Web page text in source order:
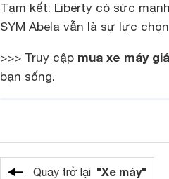
Tạm kết: Liberty có sức
SYM Abela vẫn là sự lực
>>> Truy cập mua xe máy
bạn sống.
Quay trở lại "Xe máy"